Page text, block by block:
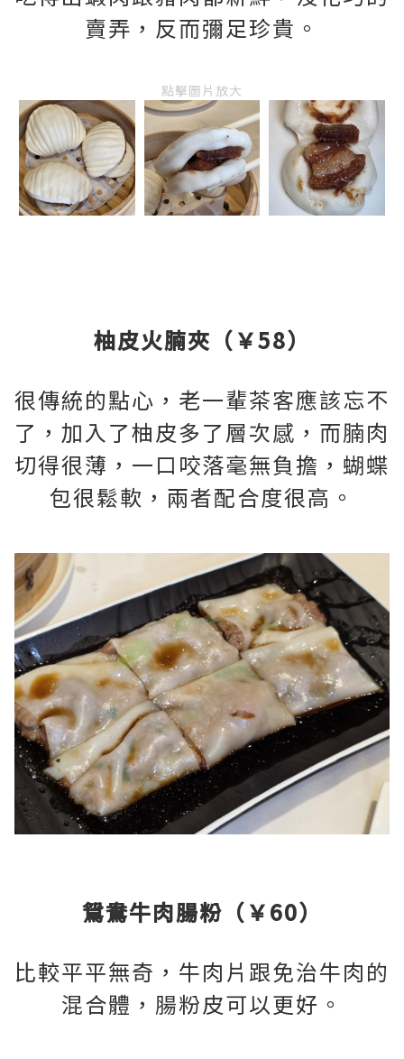
賣弄，反而彌足珍貴。
點擊圖片放大
柚皮火腩夾（￥58）
很傳統的點心，老一輩茶客應該忘不
了，加入了柚皮多了層次感，而腩肉
切得很薄，一口咬落毫無負擔，蝴蝶
包很鬆軟，兩者配合度很高。
鴛鴦牛肉腸粉（￥60）
比較平平無奇，牛肉片跟免治牛肉的
混合體，腸粉皮可以更好。